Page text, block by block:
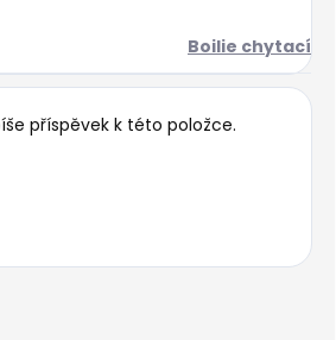
Boilie chytací
příspěvek k této položce.